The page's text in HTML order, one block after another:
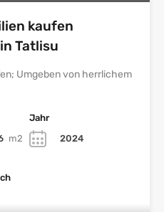
kaufen
Tatlisu
Umgeben von herrlichem
m2
Jahr
2024